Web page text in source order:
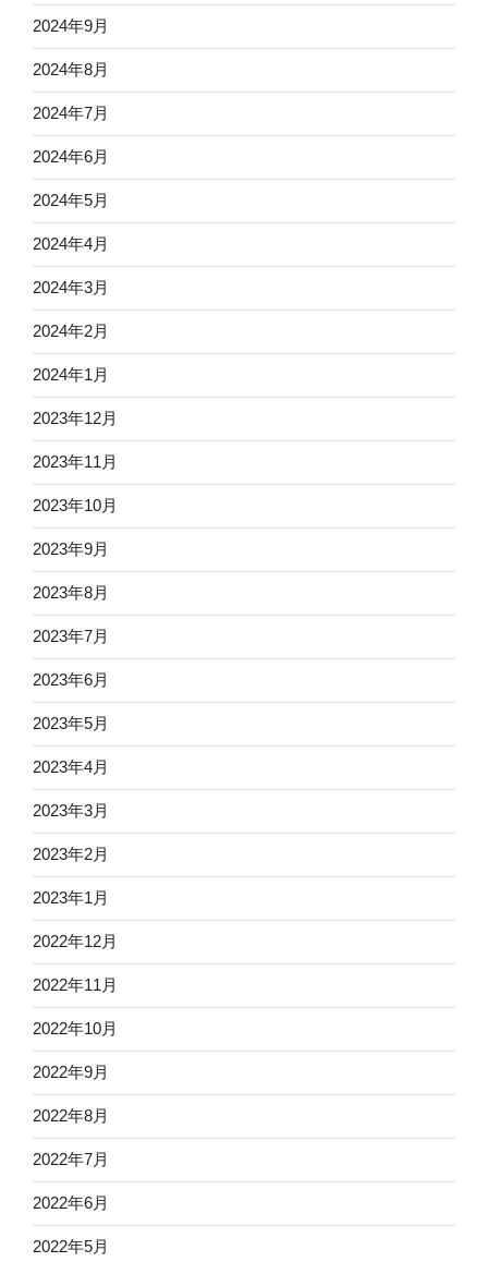
2024年9月
2024年8月
2024年7月
2024年6月
2024年5月
2024年4月
2024年3月
2024年2月
2024年1月
2023年12月
2023年11月
2023年10月
2023年9月
2023年8月
2023年7月
2023年6月
2023年5月
2023年4月
2023年3月
2023年2月
2023年1月
2022年12月
2022年11月
2022年10月
2022年9月
2022年8月
2022年7月
2022年6月
2022年5月